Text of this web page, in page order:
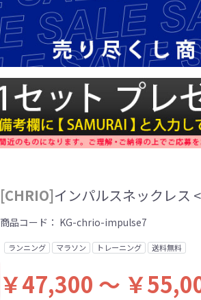
[CHRIO]インパルスネックレス
商品コード： KG-chrio-impulse7
ランニング マラソン トレーニング 送料無料
￥47,300 ～ ￥